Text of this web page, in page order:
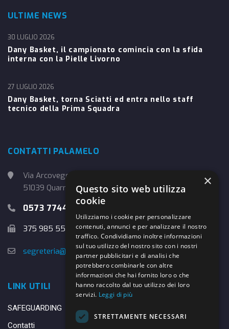
ULTIME NEWS
Dany Basket, il campionato comincia con la sfida
interna con la Pielle Livorno
30 LUGLIO 2026
Dany Basket, torna Sciatti ed entra nello staff
tecnico della Prima Squadra
27 LUGLIO 2026
CONTATTI PALAMELO
Via Arcoveggio, 4
51039 Quarrata (PT)
0573 774457
375 985 5526
segreteria@danybasket.it
LINK UTILI
SAFEGUARDING
Contatti
×
Questo sito web utilizza
cookie
Utilizziamo i cookie per personalizzare
contenuti, annunci e per analizzare il nostro
traffico. Condividiamo inoltre informazioni
sul tuo utilizzo del nostro sito con i nostri
partner pubblicitari e di analisi che
potrebbero combinarle con altre
informazioni che hai fornito loro o che
hanno raccolto dal tuo utilizzo dei loro
servizi. Leggi di più
STRETTAMENTE NECESSARI